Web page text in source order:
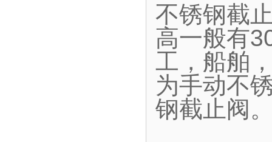
不锈钢截
高一般有
工，船舶
为手动不
钢截止阀